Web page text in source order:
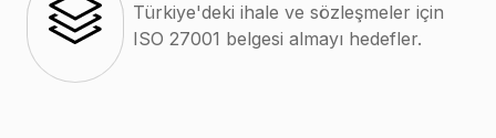
Türkiye'deki ihale ve sözleşmeler için
ISO 27001 belgesi almayı hedefler.